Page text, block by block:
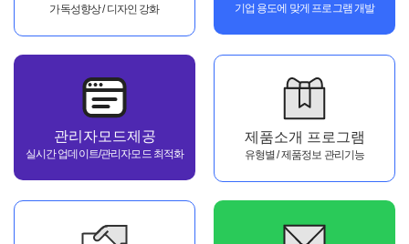
가독성향상 / 디자인 강화 기업 용도에 맞게 프로그램 개발
관리자모드제공
실시간 업데이트/관리자모드 최적화
제품소개 프로그램
유형별 / 제품정보 관리기능